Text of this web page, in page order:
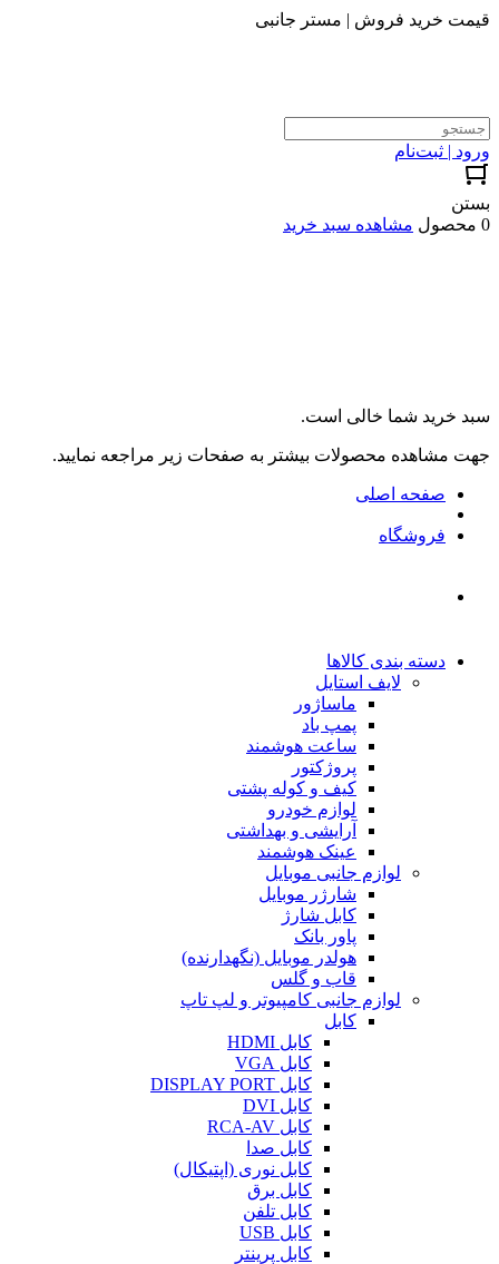
قیمت خرید فروش | مستر جانبی
ورود | ثبت‌نام
بستن
0 محصول
مشاهده سبد خرید
سبد خرید شما خالی است.
جهت مشاهده محصولات بیشتر به صفحات زیر مراجعه نمایید.
صفحه اصلی
فروشگاه
دسته بندی کالاها
لایف استایل
ماساژور
پمپ باد
ساعت هوشمند
پروژکتور
کیف و کوله پشتی
لوازم خودرو
آرایشی و بهداشتی
عینک هوشمند
لوازم جانبی موبایل
شارژر موبایل
کابل شارژ
پاور بانک
هولدر موبایل (نگهدارنده)
قاب و گلس
لوازم جانبی کامپیوتر و لپ تاپ
کابل
کابل HDMI
کابل VGA
کابل DISPLAY PORT
کابل DVI
کابل RCA-AV
کابل صدا
کابل نوری (اپتیکال)
کابل برق
کابل تلفن
کابل USB
کابل پرینتر